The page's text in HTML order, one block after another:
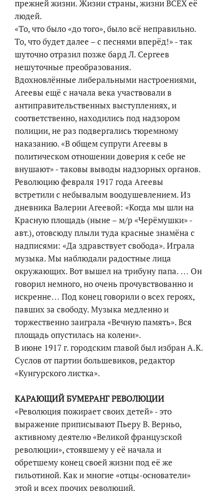
прежней жизни. Жизни страны, жизни ВСЕХ её
людей.
«То, что было «до того», было всё неправильно.
То, что будет далее – с песнями вперёд!» - так
шуточно отразил позже бард Л. Сергеев
нешуточные преобразования.
Вдохновлённые либеральными настроениями,
Агеевы ещё с начала века участвовали в
антиправительственных выступлениях, и
соответственно, находились под надзором
полиции, не раз подвергались тюремному
наказанию. «В общем супруги Агеевы в
политическом отношении доверия к себе не
внушают» - таковы выводы надзорных органов.
Революцию февраля 1917 года Агеевы
встретили с небывалым воодушевлением. Из
дневника Валерии Агеевой: «Когда мы шли на
Красную площадь (ныне – м/р «Черёмушки» -
авт.), отовсюду плыли туда красные знамёна с
надписями: «Да здравствует свобода». Играла
музыка. Мы наблюдали радостные лица
окружающих. Вот вышел на трибуну папа. … Он
говорил немного, но очень прочувствованно и
искренне… Под конец говорили о всех героях,
павших за свободу. Музыка медленно и
торжественно заиграла «Вечную память». Вся
площадь опустилась на колени».
В июне 1917 г. городским главой был избран А.К.
Суслов от партии большевиков, редактор
«Кунгурского листка».
КАРАЮЩИЙ БУМЕРАНГ РЕВОЛЮЦИИ
«Революция пожирает своих детей» - это
выражение приписывают Пьеру В. Верньо,
активному деятелю «Великой французской
революции», стоявшему у её начала и
обретшему конец своей жизни под её же
гильотиной. Как и многие «отцы-основатели»
этой и всех прочих революций.